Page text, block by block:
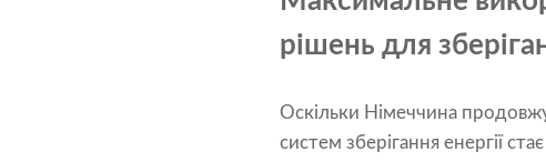
рішень для
Оскільки Німеччина
систем зберігання енергії